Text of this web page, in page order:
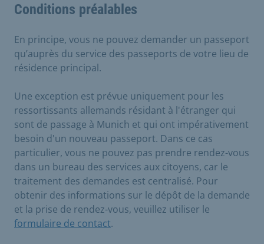
Conditions préalables
En principe, vous ne pouvez demander un passeport
qu’auprès du service des passeports de votre lieu de
résidence principal.
Une exception est prévue uniquement pour les
ressortissants allemands résidant à l'étranger qui
sont de passage à Munich et qui ont impérativement
besoin d'un nouveau passeport. Dans ce cas
particulier, vous ne pouvez pas prendre rendez-vous
dans un bureau des services aux citoyens, car le
traitement des demandes est centralisé. Pour
obtenir des informations sur le dépôt de la demande
et la prise de rendez-vous, veuillez utiliser le
formulaire de contact.